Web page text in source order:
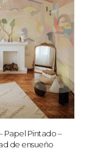
Papel Pintado –
de ensueño